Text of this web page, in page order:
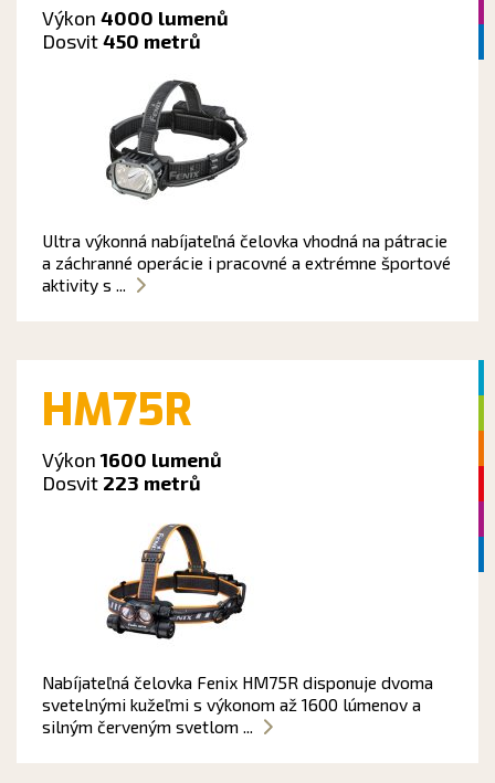
Výkon 4000 lumenů
Dosvit450 metrů
Ultra výkonná nabíjateľná čelovka vhodná na pátracie
a záchranné operácie i pracovné a extrémne športové
aktivity s ...
HM75R
Výkon 1600 lumenů
Dosvit 223 metrů
Nabíjateľná čelovka Fenix HM75R disponuje dvoma
svetelnými kužeľmi s výkonom až 1600 lúmenov a
silným červeným svetlom ...